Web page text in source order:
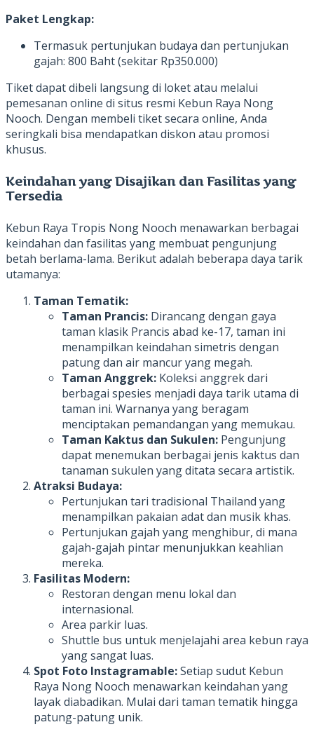
Paket Lengkap:
Termasuk pertunjukan budaya dan pertunjukan
gajah: 800 Baht (sekitar Rp350.000)
Tiket dapat dibeli langsung di loket atau melalui
pemesanan online di situs resmi Kebun Raya Nong
Nooch. Dengan membeli tiket secara online, Anda
seringkali bisa mendapatkan diskon atau promosi
khusus.
Keindahan yang Disajikan dan Fasilitas yang
Tersedia
Kebun Raya Tropis Nong Nooch menawarkan berbagai
keindahan dan fasilitas yang membuat pengunjung
betah berlama-lama. Berikut adalah beberapa daya tarik
utamanya:
Taman Tematik:
Taman Prancis: Dirancang dengan gaya
taman klasik Prancis abad ke-17, taman ini
menampilkan keindahan simetris dengan
patung dan air mancur yang megah.
Taman Anggrek: Koleksi anggrek dari
berbagai spesies menjadi daya tarik utama di
taman ini. Warnanya yang beragam
menciptakan pemandangan yang memukau.
Taman Kaktus dan Sukulen: Pengunjung
dapat menemukan berbagai jenis kaktus dan
tanaman sukulen yang ditata secara artistik.
Atraksi Budaya:
Pertunjukan tari tradisional Thailand yang
menampilkan pakaian adat dan musik khas.
Pertunjukan gajah yang menghibur, di mana
gajah-gajah pintar menunjukkan keahlian
mereka.
Fasilitas Modern:
Restoran dengan menu lokal dan
internasional.
Area parkir luas.
Shuttle bus untuk menjelajahi area kebun raya
yang sangat luas.
Spot Foto Instagramable:Setiap sudut Kebun
Raya Nong Nooch menawarkan keindahan yang
layak diabadikan. Mulai dari taman tematik hingga
patung-patung unik.